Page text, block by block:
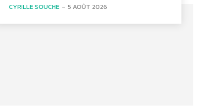
CYRILLE SOUCHE - 5 AOÛT 2026